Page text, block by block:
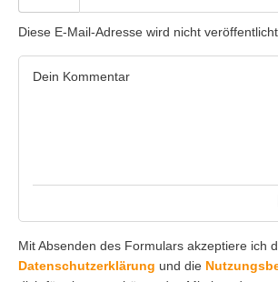
Diese E-Mail-Adresse wird nicht veröffentlicht
Mit Absenden des Formulars akzeptiere ich
Datenschutzerklärung und die